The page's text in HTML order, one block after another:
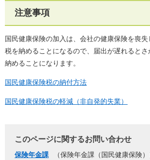
注意事項
国民健康保険の加入は、会社の健康保険を喪
税を納めることになるので、届出が遅れると
納めることになります。
国民健康保険税の納付方法
国民健康保険税の軽減（非自発的失業）
このページに関するお問い合わせ
保険年金課
保険年金課（国民健康保険）